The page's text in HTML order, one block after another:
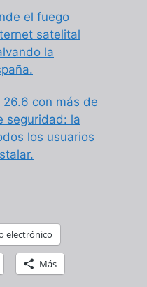
el fuego
satelital
la
26.6 con más de
seguridad: la
los usuarios
electrónico
Más